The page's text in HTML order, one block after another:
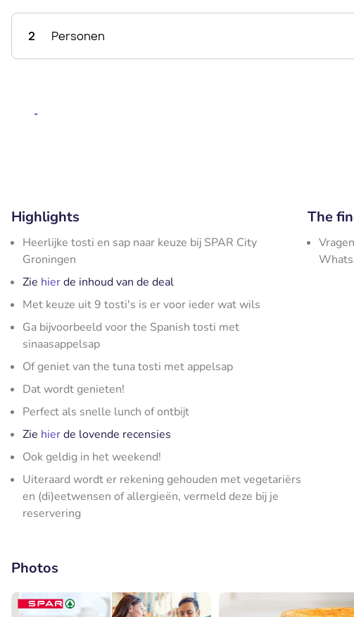
2 Personen
Highlights
Heerlijke tosti en sap naar keuze bij SPAR City
Groningen
Zie hierde inhoud van de deal
Met keuze uit 9 tosti's is er voor ieder wat wils
Ga bijvoorbeeld voor the Spanish tosti met
sinaasappelsap
Of geniet van the tuna tosti met appelsap
Dat wordt genieten!
Perfect als snelle lunch of ontbijt
Zie hierde lovende recensies
Ook geldig in het weekend!
Uiteraard wordt er rekening gehouden met vegetariërs
en (di)eetwensen of allergieën, vermeld deze bij je
reservering
The
Photos